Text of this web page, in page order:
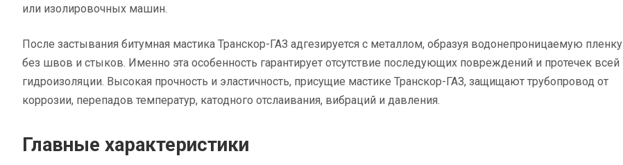
или изолировочных машин.
После застывания битумная мастика Транскор-ГАЗ адгезируется с металлом, образуя водонепроницаемую пленку
без швов и стыков. Именно эта особенность гарантирует отсутствие последующих повреждений и протечек всей
гидроизоляции. Высокая прочность и эластичность, присущие мастике Транскор-ГАЗ, защищают трубопровод от
коррозии, перепадов температур, катодного отслаивания, вибраций и давления.
Главные характеристики